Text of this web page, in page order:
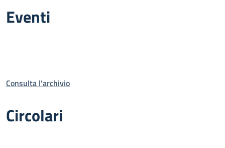
Eventi
Consulta l'archivio
Circolari